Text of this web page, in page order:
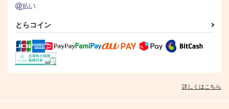
とらコイン
詳しくはこちら